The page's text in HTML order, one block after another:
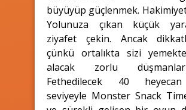
büyüyüp güçlenmek.
Yolunuza çıkan küçük
ziyafet çekin. Ancak
çünkü ortalıkta sizi
alacak zorlu
Fethedilecek 40
seviyeyle Monster Snack